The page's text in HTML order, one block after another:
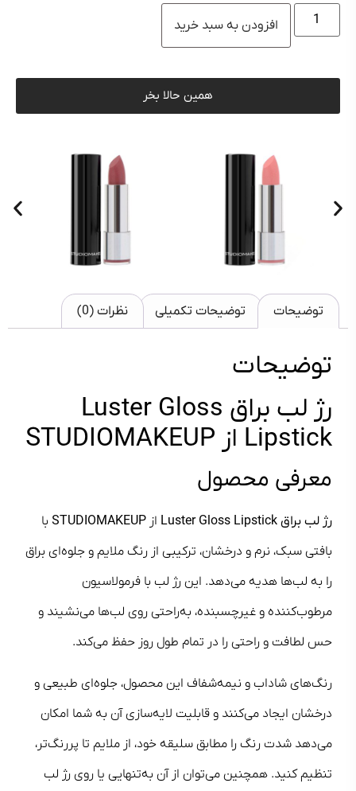
افزودن به سبد خرید
همین حالا بخر
توضیحات توضیحات تکمیلی نظرات (0)
توضیحات
رژ لب براق Luster Gloss
Lipstick از STUDIOMAKEUP
معرفی محصول
رژ لب براق Luster Gloss Lipstick از STUDIOMAKEUP با
بافتی سبک، نرم و درخشان، ترکیبی از رنگ ملایم و جلوه‌ای براق
را به لب‌ها هدیه می‌دهد. این رژ لب با فرمولاسیون
مرطوب‌کننده و غیرچسبنده، به‌راحتی روی لب‌ها می‌نشیند و
حس لطافت و راحتی را در تمام طول روز حفظ می‌کند.
رنگ‌های شاداب و نیمه‌شفاف این محصول، جلوه‌ای طبیعی و
درخشان ایجاد می‌کنند و قابلیت لایه‌سازی آن به شما امکان
می‌دهد شدت رنگ را مطابق سلیقه خود، از ملایم تا پررنگ‌تر،
تنظیم کنید. همچنین می‌توان از آن به‌تنهایی یا روی رژ لب